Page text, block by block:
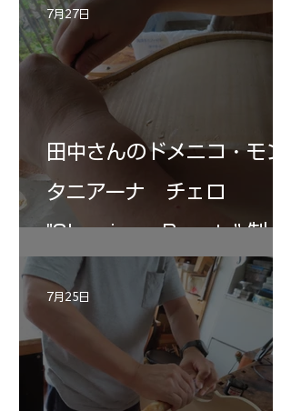
田中さんのドメニコ・モン
タニアーナ チェロ
"Sleeping・Beauty” 制作
記 30
7月27日
7月25日